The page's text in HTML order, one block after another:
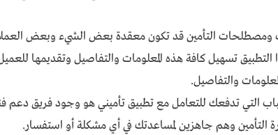
ومصطلحات التأمين قد تكون معقدة بعض الشيء وبعض
التطبيق تسهيل كافة هذه المعلومات والتفاصيل وتقديمها
والتفاصيل.
التي تدفعك للتعامل مع تطبيق تأميني هو وجود فريق دعم
التأمين وهم جاهزين لمساعدتك في أي مشكلة أو استفسار.